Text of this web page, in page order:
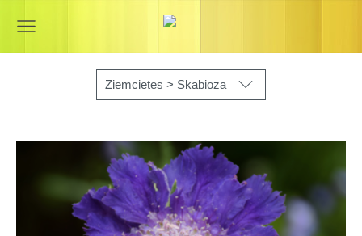
Ziemcietes > Skabioza